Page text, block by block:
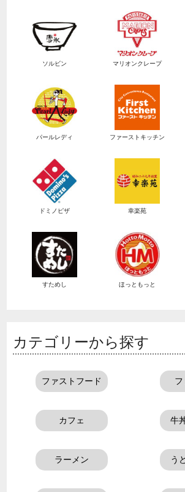
ソルビン マリオンクレープ
パールレディ ファーストキッチン
ドミノピザ 幸楽苑
すためし ほっともっと
カテゴリーから探す
ファストフード
カフェ 牛
ラーメン う